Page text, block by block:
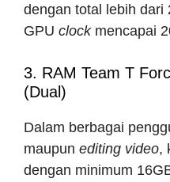
dengan total lebih dari
GPU clockmencapai
3. RAM Team T
(Dual)
Dalam berbagai
maupun editing video,
dengan minimum